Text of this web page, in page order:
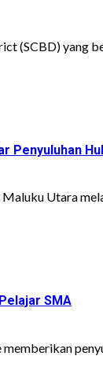
(SCBD) yang
Penyuluhan
Utara
SMA